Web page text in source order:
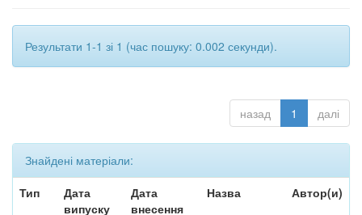
Результати 1-1 зі 1 (час пошуку: 0.002 секунди).
назад 1 далі
Знайдені матеріали:
Тип
Дата
випуску
Дата
внесення
Назва Автор(и)